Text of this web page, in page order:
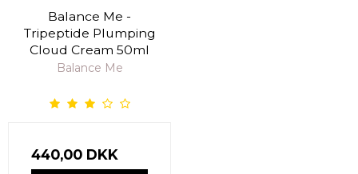
Balance Me -
Tripeptide Plumping
Cloud Cream 50ml
Balance Me
440,00 DKK